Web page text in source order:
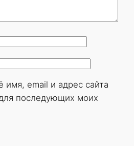
имя, email и адрес сайта
последующих моих